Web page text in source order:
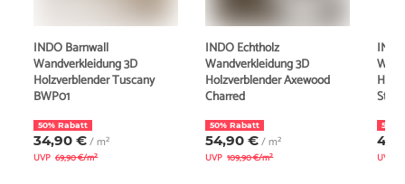
INDO Barnwall
Wandverkleidung 3D
Holzverblender Tuscany
BWP01
50% Rabatt
34,90 €/ m²
UVP 69,90 €/m²
INDO Echtholz
Wandverkleidung 3D
Holzverblender Axewood
Charred
50% Rabatt
54,90 €/ m²
UVP 109,90 €/m²
57%
UVP